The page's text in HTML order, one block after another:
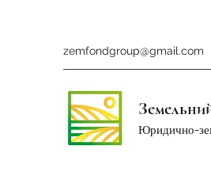
zemfondgroup@gmail.com
Юридично-